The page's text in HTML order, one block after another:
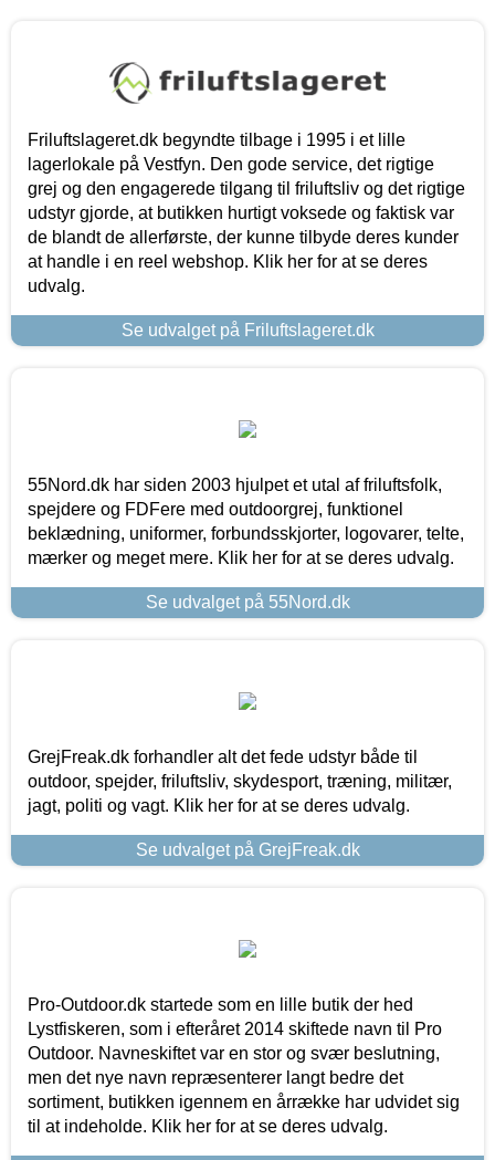
Friluftslageret.dk begyndte tilbage i 1995 i et lille
lagerlokale på Vestfyn. Den gode service, det rigtige
grej og den engagerede tilgang til friluftsliv og det rigtige
udstyr gjorde, at butikken hurtigt voksede og faktisk var
de blandt de allerførste, der kunne tilbyde deres kunder
at handle i en reel webshop. Klik her for at se deres
udvalg.
Se udvalget på Friluftslageret.dk
55Nord.dk har siden 2003 hjulpet et utal af friluftsfolk,
spejdere og FDFere med outdoorgrej, funktionel
beklædning, uniformer, forbundsskjorter, logovarer, telte,
mærker og meget mere. Klik her for at se deres udvalg.
Se udvalget på 55Nord.dk
GrejFreak.dk forhandler alt det fede udstyr både til
outdoor, spejder, friluftsliv, skydesport, træning, militær,
jagt, politi og vagt. Klik her for at se deres udvalg.
Se udvalget på GrejFreak.dk
Pro-Outdoor.dk startede som en lille butik der hed
Lystfiskeren, som i efteråret 2014 skiftede navn til Pro
Outdoor. Navneskiftet var en stor og svær beslutning,
men det nye navn repræsenterer langt bedre det
sortiment, butikken igennem en årrække har udvidet sig
til at indeholde. Klik her for at se deres udvalg.